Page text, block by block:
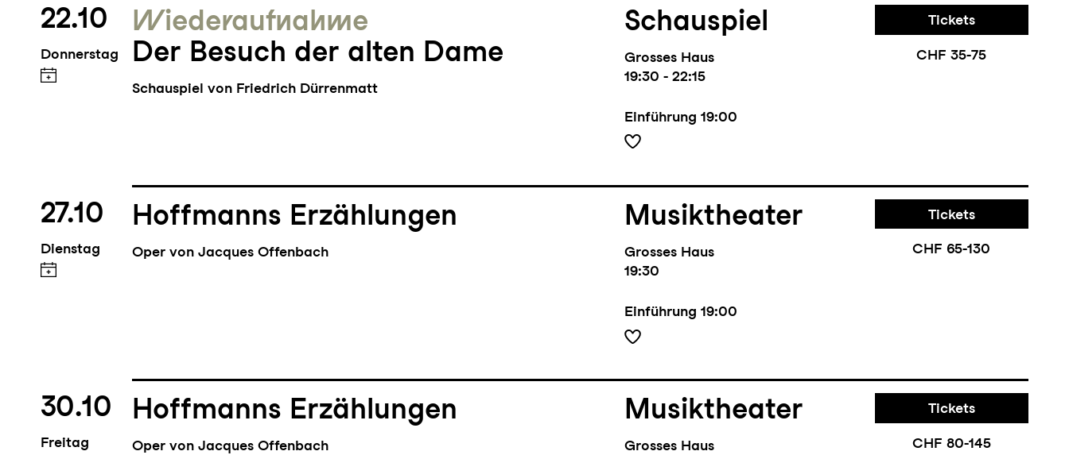
22.10
Donnerstag
Wieder­aufnahme
Der Besuch der alten Dame
Schauspiel von Friedrich Dürrenmatt
Schauspiel
Grosses Haus
19:30 - 22:15
Einführung 19:00
Tickets
CHF 35-75
27.10
Dienstag
Hoffmanns Erzählungen
Oper von Jacques Offenbach
Musiktheater
Grosses Haus
19:30
Einführung 19:00
Tickets
CHF 65-130
30.10
Freitag
Hoffmanns Erzählungen
Oper von Jacques Offenbach
Musiktheater
Grosses Haus
Tickets
CHF 80-145